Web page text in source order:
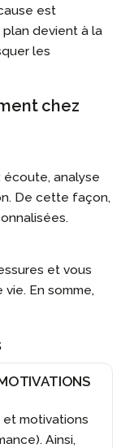
est
devient à la
les
chez
analyse
De cette façon,
et vous
En somme,
et motivations
Ainsi,